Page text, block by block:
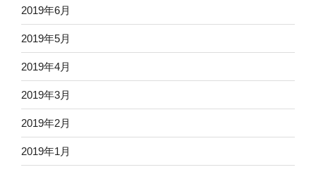
2019年6月
2019年5月
2019年4月
2019年3月
2019年2月
2019年1月